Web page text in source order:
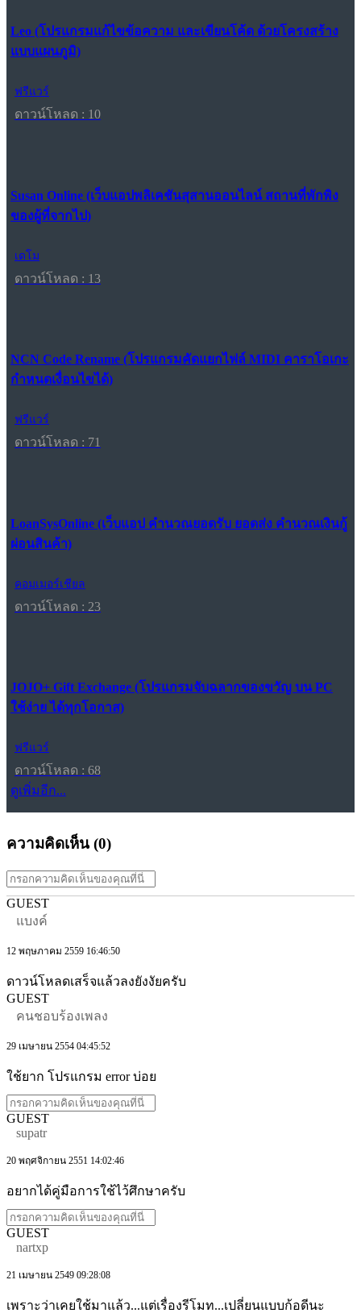
Leo (โปรแกรมแก้ไขข้อความ และเขียนโค้ด ด้วยโครงสร้าง
แบบแผนภูมิ)
ฟรีแวร์
ดาวน์โหลด : 10
Susan Online (เว็บแอปพลิเคชันสุสานออนไลน์ สถานที่พักพิง
ของผู้ที่จากไป)
เดโม
ดาวน์โหลด : 13
NCN Code Rename (โปรแกรมคัดแยกไฟล์ MIDI คาราโอเกะ
กำหนดเงื่อนไขได้)
ฟรีแวร์
ดาวน์โหลด : 71
LoanSysOnline (เว็บแอป คำนวณยอดรับ ยอดส่ง คำนวณเงินกู้
ผ่อนสินค้า)
คอมเมอร์เชียล
ดาวน์โหลด : 23
JOJO+ Gift Exchange (โปรแกรมจับฉลากของขวัญ บน PC
ใช้ง่าย ได้ทุกโอกาส)
ฟรีแวร์
ดาวน์โหลด : 68
ดูเพิ่มอีก...
ความคิดเห็น (0)
GUEST
แบงค์
12 พฤษภาคม 2559 16:46:50
ดาวน์โหลดเสร็จแล้วลงยังงัยครับ
GUEST
คนชอบร้องเพลง
29 เมษายน 2554 04:45:52
ใช้ยาก โปรแกรม error บ่อย
GUEST
supatr
20 พฤศจิกายน 2551 14:02:46
อยากได้คู่มือการใช้ไว้ศึกษาครับ
GUEST
nartxp
21 เมษายน 2549 09:28:08
เพราะว่าเคยใช้มาแล้ว...แต่เรื่องรีโมท...เปลี่ยนแบบก้อดีนะ